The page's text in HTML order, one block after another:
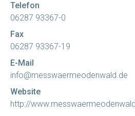
Telefon
06287 93367-0
Fax
06287 93367-19
E-Mail
info@messwaermeodenwald.de
Website
http://